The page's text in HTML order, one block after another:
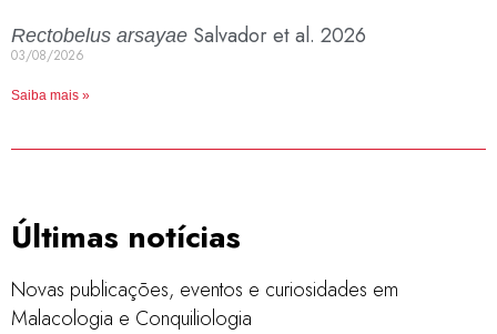
Rectobelus arsayae Salvador et al. 2026
03/08/2026
Saiba mais »
Últimas notícias
Novas publicações, eventos e curiosidades em
Malacologia e Conquiliologia